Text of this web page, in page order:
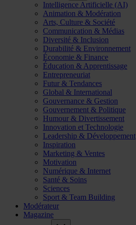
Intelligence Artificielle (AI)
Animation & Modération
Arts, Culture & Société
Communication & Médias
Diversité & Inclusion
Durabilité & Environnement
Économie & Finance
Éducation & Apprentissage
Entrepreneuriat
Futur & Tendances
Global & International
Gouvernance & Gestion
Gouvernement & Politique
Humour & Divertissement
Innovation et Technologie
Leadership & Développement
Inspiration
Marketing & Ventes
Motivation
Numérique & Internet
Santé & Soins
Sciences
Sport & Team Building
Modérateur
Magazine